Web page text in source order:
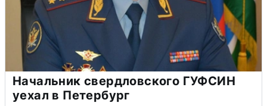
Начальник свердловского ГУФСИН
уехал в Петербург